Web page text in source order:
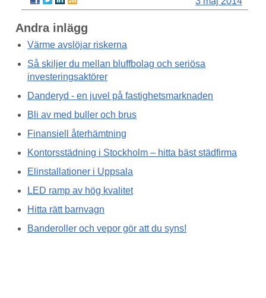
Andra inlägg
Värme avslöjar riskerna
Så skiljer du mellan bluffbolag och seriösa
investeringsaktörer
Danderyd - en juvel på fastighetsmarknaden
Bli av med buller och brus
Finansiell återhämtning
Kontorsstädning i Stockholm – hitta bäst städfirma
Elinstallationer i Uppsala
LED ramp av hög kvalitet
Hitta rätt barnvagn
Banderoller och vepor gör att du syns!